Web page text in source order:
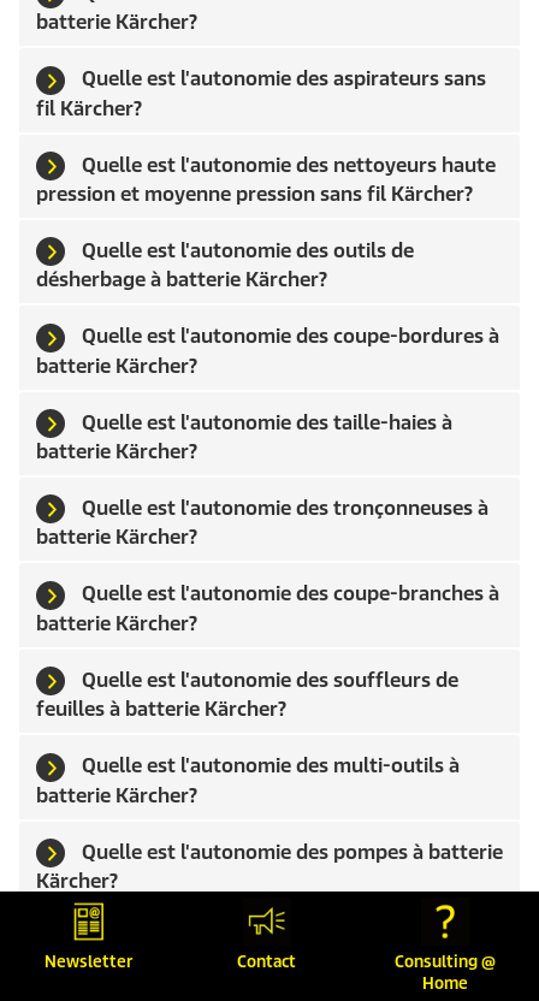
batterie Kärcher?
Quelle est l'autonomie des aspirateurs sans
fil Kärcher?
Quelle est l'autonomie des nettoyeurs haute
pression et moyenne pression sans fil Kärcher?
Quelle est l'autonomie des outils de
désherbage à batterie Kärcher?
Quelle est l'autonomie des coupe-bordures à
batterie Kärcher?
Quelle est l'autonomie des taille-haies à
batterie Kärcher?
Quelle est l'autonomie des tronçonneuses à
batterie Kärcher?
Quelle est l'autonomie des coupe-branches à
batterie Kärcher?
Quelle est l'autonomie des souffleurs de
feuilles à batterie Kärcher?
Quelle est l'autonomie des multi-outils à
batterie Kärcher?
Quelle est l'autonomie des pompes à batterie
Kärcher?
Quelle est l'autonomie des nettoyeurs de
terrasses à batterie Kärcher?
Newsletter Contact
Consulting @
Home